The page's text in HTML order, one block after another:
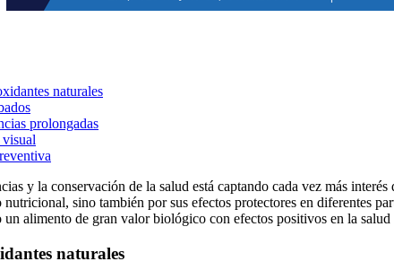
naturales
prolongadas
y la conservación de la salud está captando cada vez más
sino también por sus efectos protectores en diferentes
alimento de gran valor biológico con efectos positivos en la
naturales